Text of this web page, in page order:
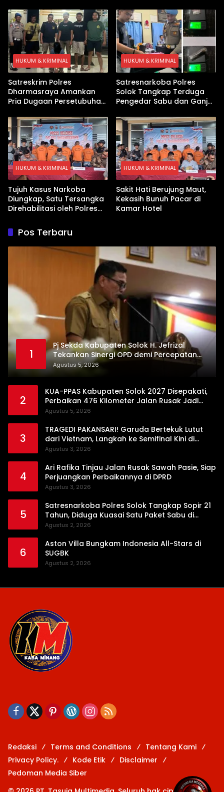
HUKUM & KRIMINAL
Satreskrim Polres
Dharmasraya Amankan
Pria Dugaan Persetubuhan
HUKUM & KRIMINAL
Satresnarkoba Polres
Solok Tangkap Terduga
Pengedar Sabu dan Ganja
HUKUM & KRIMINAL
Tujuh Kasus Narkoba
Diungkap, Satu Tersangka
Direhabilitasi oleh Polres
HUKUM & KRIMINAL
Sakit Hati Berujung Maut,
Kekasih Bunuh Pacar di
Kamar Hotel
Pos Terbaru
1
Pj Sekda Kabupaten Solok H. Jefrizal
Tekankan Sinergi OPD demi Percepatan
Pembangunan Daerah
Agustus 5, 2026
2
KUA-PPAS Kabupaten Solok 2027 Disepakati,
Perbaikan 476 Kilometer Jalan Rusak Jadi
Prioritas
Agustus 5, 2026
3
TRAGEDI PAKANSARI! Garuda Bertekuk Lutut
dari Vietnam, Langkah ke Semifinal Kini di
Ujung Tanduk
Agustus 3, 2026
4
Ari Rafika Tinjau Jalan Rusak Sawah Pasie, Siap
Perjuangkan Perbaikannya di DPRD
Agustus 3, 2026
5
Satresnarkoba Polres Solok Tangkap Sopir 21
Tahun, Diduga Kuasai Satu Paket Sabu di
Kubung
Agustus 2, 2026
6
Aston Villa Bungkam Indonesia All-Stars di
SUGBK
Agustus 2, 2026
Redaksi Terms and Conditions
Tentang Kami
Privacy Policy.
Kode Etik
Disclaimer
Pedoman Media Siber